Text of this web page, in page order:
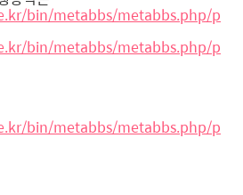
bin/metabbs/metabbs.php/p
bin/metabbs/metabbs.php/p
bin/metabbs/metabbs.php/p